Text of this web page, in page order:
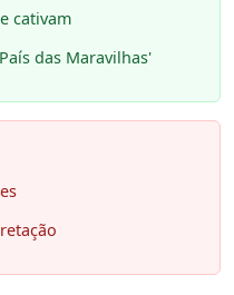
cativam
das Maravilhas'